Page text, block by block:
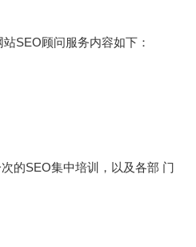
SEO顾问服务内容如下：
SEO集中培训，以及各部 门